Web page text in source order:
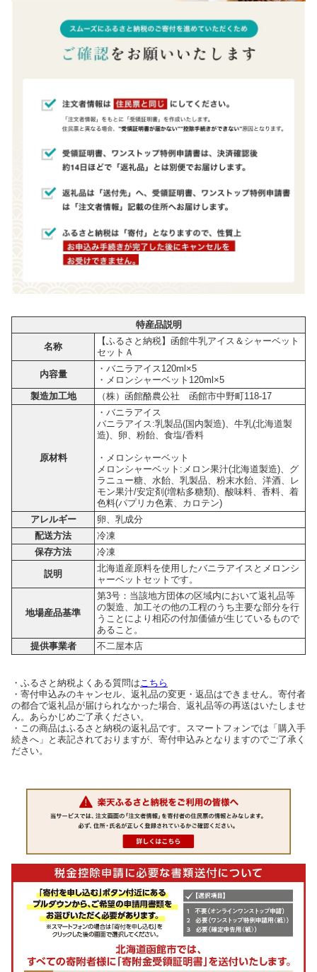
特産品説明
名称
【ふるさと納税】函館牛乳アイス＆シャーベット
セットＡ
内容量
・バニラアイス120ml×5
・メロンシャーベット120ml×5
製造加工地
（株）函館酪農公社 函館市中野町118-17
原材料
・バニラアイス
バニラアイス:乳製品(国内製造)、牛乳(北海道製
造)、卵、粉飴、食塩/香料
・メロンシャーベット
メロンシャーベット:メロン果汁(北海道製造)、グ
ラニュー糖、水飴、乳製品、粉末水飴、洋酒、レ
モン果汁/安定剤(増粘多糖類)、酸味料、香料、着
色料(パプリカ色素、カロテン)
アレルギー
卵、乳成分
配送方法
冷凍
保存方法
冷凍
説明
北海道産原料を使用したバニラアイスとメロンシ
ャーベットセットです。
地場産品基準
第3号：当該地方団体の区域内において返礼品等
の製造、加工その他の工程のうち主要な部分を行
うことにより相応の付加価値が生じているもので
あること。
提供事業者
不二屋本店
・ふるさと納税よくある質問は こちら
・寄付申込みのキャンセル、返礼品の変更・返品はできません。寄付者
の都合で返礼品が届けられなかった場合、返礼品等の再送はいたしませ
ん。あらかじめご了承ください。
・この商品はふるさと納税の返礼品です。スマートフォンでは「購入手
続きへ」と表記されておりますが、寄付申込みとなりますのでご了承く
ださい。